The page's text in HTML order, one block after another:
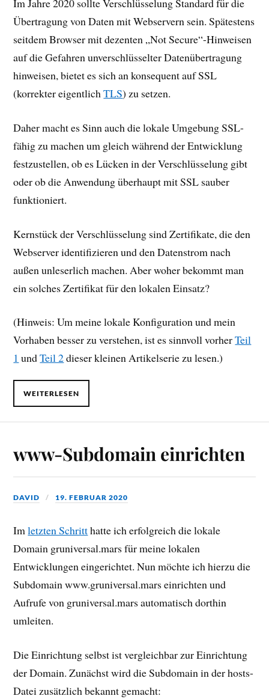
Im Jahre 2020 sollte Verschlüsselung Standard für die
Übertragung von Daten mit Webservern sein. Spätestens
seitdem Browser mit dezenten „Not Secure“-Hinweisen
auf die Gefahren unverschlüsselter Datenübertragung
hinweisen, bietet es sich an konsequent auf SSL
(korrekter eigentlichTLS) zu setzen.
Daher macht es Sinn auch die lokale Umgebung SSL-
fähig zu machen um gleich während der Entwicklung
festzustellen, ob es Lücken in der Verschlüsselung gibt
oder ob die Anwendung überhaupt mit SSL sauber
funktioniert.
Kernstück der Verschlüsselung sind Zertifikate, die den
Webserver identifizieren und den Datenstrom nach
außen unleserlich machen. Aber woher bekommt man
ein solches Zertifikat für den lokalen Einsatz?
(Hinweis: Um meine lokale Konfiguration und mein
Vorhaben besser zu verstehen, ist es sinnvoll vorherTeil
1 undTeil 2dieser kleinen Artikelserie zu lesen.)
WEITERLESEN
www-Subdomain einrichten
DAVID 19. FEBRUAR 2020
Imletzten Schritthatte ich erfolgreich die lokale
Domain gruniversal.mars für meine lokalen
Entwicklungen eingerichtet. Nun möchte ich hierzu die
Subdomain www.gruniversal.mars einrichten und
Aufrufe von gruniversal.mars automatisch dorthin
umleiten.
Die Einrichtung selbst ist vergleichbar zur Einrichtung
der Domain. Zunächst wird die Subdomain in der hosts-
Datei zusätzlich bekannt gemacht: